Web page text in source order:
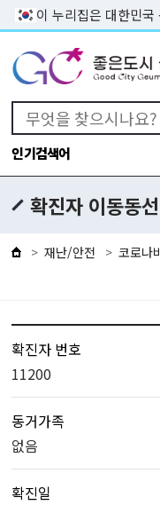
이 누리집은 대한민
인기검색어
확진자 이동동선
재난/안전 코로나
확진자 번호
11200
동거가족
없음
확진일